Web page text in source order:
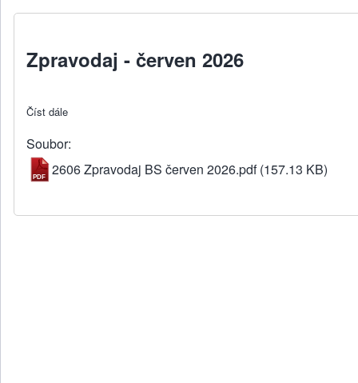
Zpravodaj - červen 2026
Číst dále
Soubor
2606 Zpravodaj BS červen 2026.pdf (157.13 KB)